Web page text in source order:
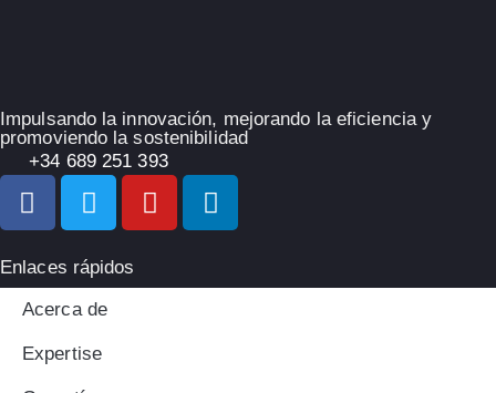
Impulsando la innovación, mejorando la eficiencia y
promoviendo la sostenibilidad
+34 689 251 393
Enlaces rápidos
Acerca de
Expertise